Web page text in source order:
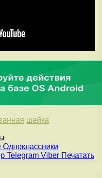
шейка
Одноклассники
Telegram Viber Печатать